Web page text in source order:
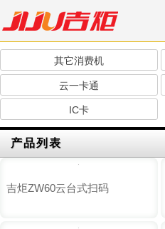
其它消费机
云一卡通
IC卡
产品列表
吉炬ZW60云台式扫码